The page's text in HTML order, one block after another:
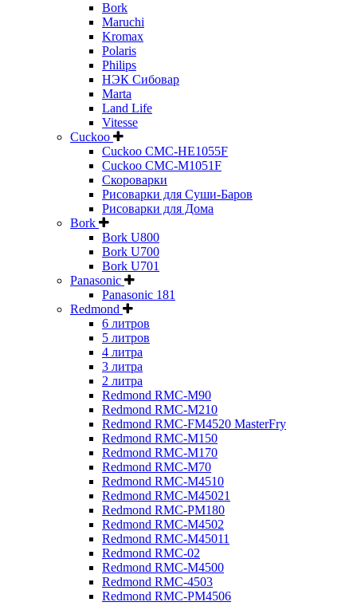
Bork
Maruchi
Kromax
Polaris
Philips
НЭК Сибовар
Marta
Land Life
Vitesse
Cuckoo
Cuckoo CMC-HE1055F
Cuckoo CMC-M1051F
Скороварки
Рисоварки для Суши-Баров
Рисоварки для Дома
Bork
Bork U800
Bork U700
Bork U701
Panasonic
Panasonic 181
Redmond
6 литров
5 литров
4 литра
3 литра
2 литра
Redmond RMC-M90
Redmond RMC-M210
Redmond RMC-FM4520 MasterFry
Redmond RMC-M150
Redmond RMC-M170
Redmond RMC-M70
Redmond RMC-M4510
Redmond RMC-M45021
Redmond RMC-PM180
Redmond RMC-M4502
Redmond RMC-M45011
Redmond RMC-02
Redmond RMC-M4500
Redmond RMC-4503
Redmond RMC-PM4506